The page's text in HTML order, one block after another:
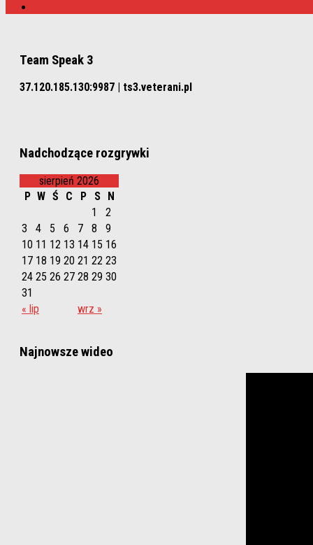
Team Speak 3
37.120.185.130:9987 | ts3.veterani.pl
Nadchodzące rozgrywki
sierpień 2026
P W Ś C P S
N
1
2
3
4 5 6 7 8
9
10 11 12 13 14 15 16
17 18 19 20 21 22 23
24 25 26 27 28 29 30
31
« lip
wrz »
Najnowsze wideo